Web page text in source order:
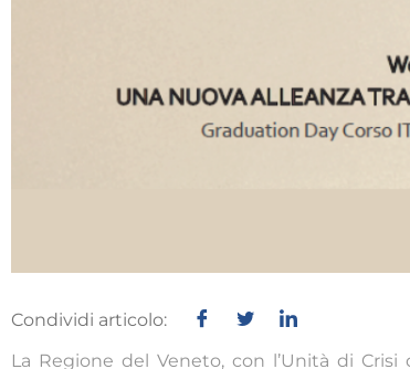
Condividi articolo:
La Regione del Veneto, con l’Unità di